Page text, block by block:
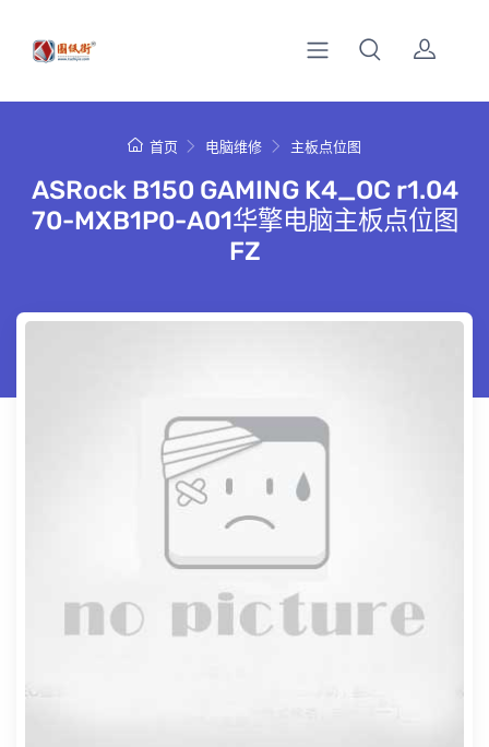
首页 电脑维修 主板点位图
ASRock B150 GAMING K4_OC r1.04
70-MXB1P0-A01华擎电脑主板点位图
FZ